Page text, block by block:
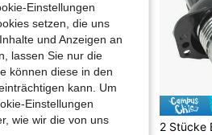
0,65€ sparen
LED D1S D3S Scheinwerfer D2 D4 Modelle, 200% Helligkeitssteigerung, 100% Beleuchtungsreichweitensteigerung, 50% Fokussteigerung, einfache Installation, 2 Stücke/Set
Einstellungen
setzen, die uns
und Anzeigen an
lassen Sie nur die
können diese in den
kann. Um
Einstellungen
wie wir die von uns